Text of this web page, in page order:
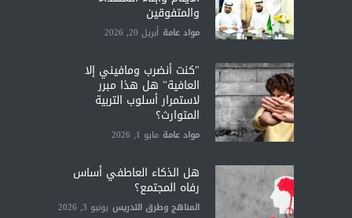
والمتفوقين
مواد عامة أبريل 20, 2026
"كنت أنضرب ومافيني إلا
العافية" هل هذا مبرر
لاستمرار أسلوب التربية
المتوارث؟
مواد عامة مايو 1, 2026
هل الذكاء العاطفي أساس
رفاه المجتمع؟
المناهج وطرق التدريس يونيو 3, 2026